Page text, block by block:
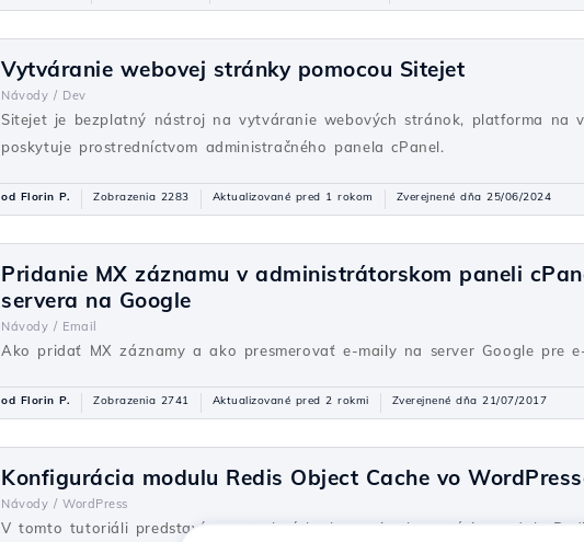
Vytváranie webovej stránky pomocou Sitejet
Návody / Dev
Sitejet je bezplatný nástroj na vytváranie webových stránok, platforma na
poskytuje prostredníctvom administračného panela cPanel.
od Florin P. Zobrazenia 2283 Aktualizované pred 1 rokom Zverejnené dňa 25/06/2024
Pridanie MX záznamu v administrátorskom paneli
servera na Google
Návody / Email
Ako pridať MX záznamy a ako presmerovať e-maily na server Google pre
od Florin P. Zobrazenia 2741 Aktualizované pred 2 rokmi Zverejnené dňa 21/07/2017
Konfigurácia modulu Redis Object Cache vo
Návody / WordPress
V tomto tutoriáli predstavíme potrebné kroky na implementáciu modulu